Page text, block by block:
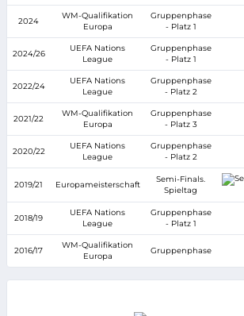
2024
WM-Qualifikation
Europa
Gruppenphase
- Platz 1
2024/26
UEFA Nations
League
Gruppenphase
- Platz 1
2022/24
UEFA Nations
League
Gruppenphase
- Platz 2
2021/22
WM-Qualifikation
Europa
Gruppenphase
- Platz 3
2020/22
UEFA Nations
League
Gruppenphase
- Platz 2
2019/21 Europameisterschaft
Semi-Finals.
Spieltag
2018/19
UEFA Nations
League
Gruppenphase
- Platz 1
2016/17
WM-Qualifikation
Europa
Gruppenphase